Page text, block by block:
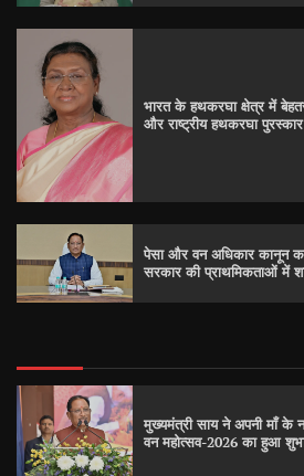
भारत के हथकरघा क्षेत्र में
और राष्ट्रीय हथकरघा पुरस्कार
पेसा और वन अधिकार कानून का
सरकार की प्राथमिकताओं में
मुख्यमंत्री साय ने अपनी माँ के
वन महोत्सव-2026 का हुआ